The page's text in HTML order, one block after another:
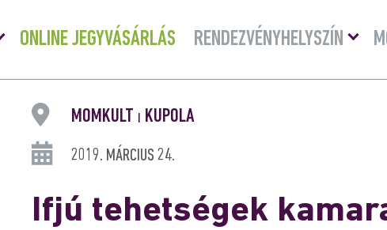
Menü
lenyitása
ONLINE JEGYVÁSÁRLÁS RENDEZVÉNYHELYSZÍN
Menü
MOMKULT KUPOLA
2019. MÁRCIUS 24.
Ifjú tehetségek